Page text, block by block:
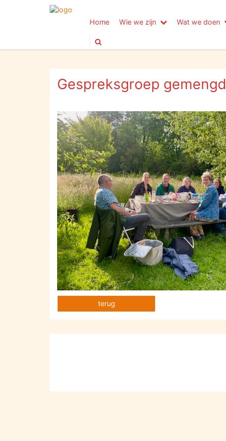
Home Wie we zijn Wat we doen
Gespreksgroep gemengd
terug